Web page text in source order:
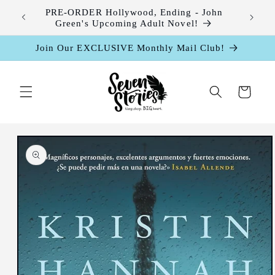
Skip to
content
PRE-ORDER Hollywood, Ending - John
Green's Upcoming Adult Novel!
Join Our EXCLUSIVE Monthly Mail Club!
Cart
Skip to
product
information